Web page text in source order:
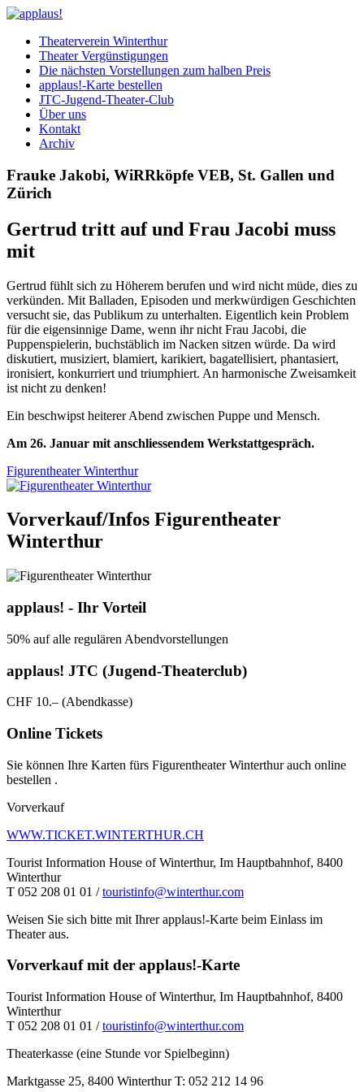
Theaterverein Winterthur
Theater Vergünstigungen
Die nächsten Vorstellungen zum halben Preis
applaus!-Karte bestellen
JTC-Jugend-Theater-Club
Über uns
Kontakt
Archiv
Frauke Jakobi, WiRRköpfe VEB, St. Gallen und
Zürich
Gertrud tritt auf und Frau Jacobi muss
mit
Gertrud fühlt sich zu Höherem berufen und wird nicht müde, dies zu
verkünden. Mit Balladen, Episoden und merkwürdigen Geschichten
versucht sie, das Publikum zu unterhalten. Eigentlich kein Problem
für die eigensinnige Dame, wenn ihr nicht Frau Jacobi, die
Puppenspielerin, buchstäblich im Nacken sitzen würde. Da wird
diskutiert, musiziert, blamiert, karikiert, bagatellisiert, phantasiert,
ironisiert, konkurriert und triumphiert. An harmonische Zweisamkeit
ist nicht zu denken!
Ein beschwipst heiterer Abend zwischen Puppe und Mensch.
Am 26. Januar mit anschliessendem Werkstattgespräch.
Figurentheater Winterthur
Vorverkauf/Infos Figurentheater
Winterthur
applaus! - Ihr Vorteil
50% auf alle regulären Abendvorstellungen
applaus! JTC (Jugend-Theaterclub)
CHF 10.– (Abendkasse)
Online Tickets
Sie können Ihre Karten fürs Figurentheater Winterthur auch online
bestellen .
Vorverkauf
WWW.TICKET.WINTERTHUR.CH
Tourist Information House of Winterthur, Im Hauptbahnhof, 8400
Winterthur
T 052 208 01 01 /touristinfo@winterthur.com
Weisen Sie sich bitte mit Ihrer applaus!-Karte beim Einlass im
Theater aus.
Vorverkauf mit der applaus!-Karte
Tourist Information House of Winterthur, Im Hauptbahnhof, 8400
Winterthur
T 052 208 01 01 /touristinfo@winterthur.com
Theaterkasse (eine Stunde vor Spielbeginn)
Marktgasse 25, 8400 Winterthur T: 052 212 14 96